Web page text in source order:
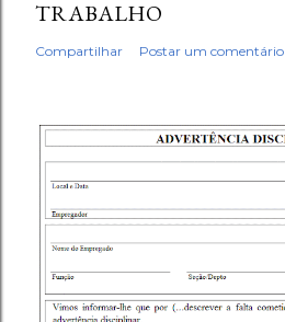
TRABALHO
Compartilhar Postar um comentário